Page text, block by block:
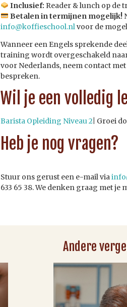
Inclusief: Reader & lunch op de
Betalen in termijnen mogelijk!
info@koffieschool.nlvoor de
Wanneer een Engels sprekende
training wordt overgeschakeld
voor Nederlands, neem contact
bespreken.
Wil je een volledig
Barista Opleiding Niveau 2 Groei
Heb je nog vragen?
Stuur ons gerust een e-mail via
633 65 38. We denken graag met je
Andere